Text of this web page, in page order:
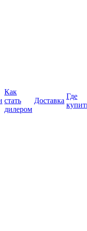
Как
стать
дилером
Доставка
Где